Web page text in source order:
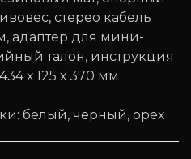
стерео кабель
адаптер для мини-
талон, инструкция
х 125 х 370 мм
белый, черный, орех